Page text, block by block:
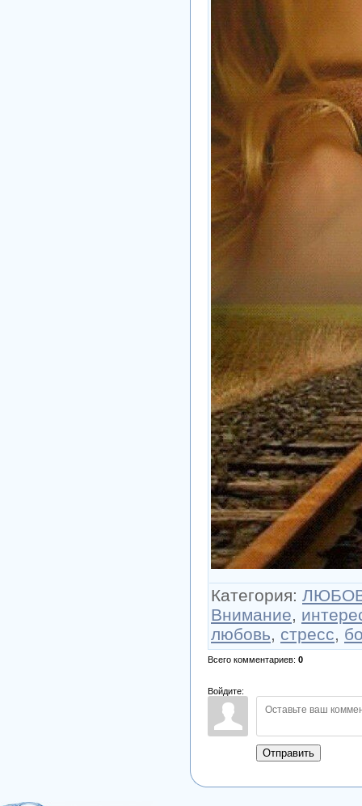
Категория:
Внимание,
любовь, стресс,
Всего комментариев: 0
Войдите:
Отправить